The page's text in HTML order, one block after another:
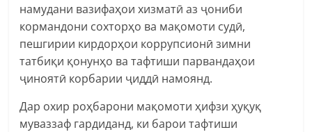
намудани вазифаҳои хизматӣ аз ҷониби
кормандони сохторҳо ва мақомоти судӣ,
пешгирии кирдорҳои коррупсионӣ зимни
татбиқи қонунҳо ва тафтиши парвандаҳои
ҷиноятӣ корбарии ҷиддӣ намоянд.
Дар охир роҳбарони мақомоти ҳифзи ҳуқуқ
муваззаф гардиданд, ки барои тафтиши